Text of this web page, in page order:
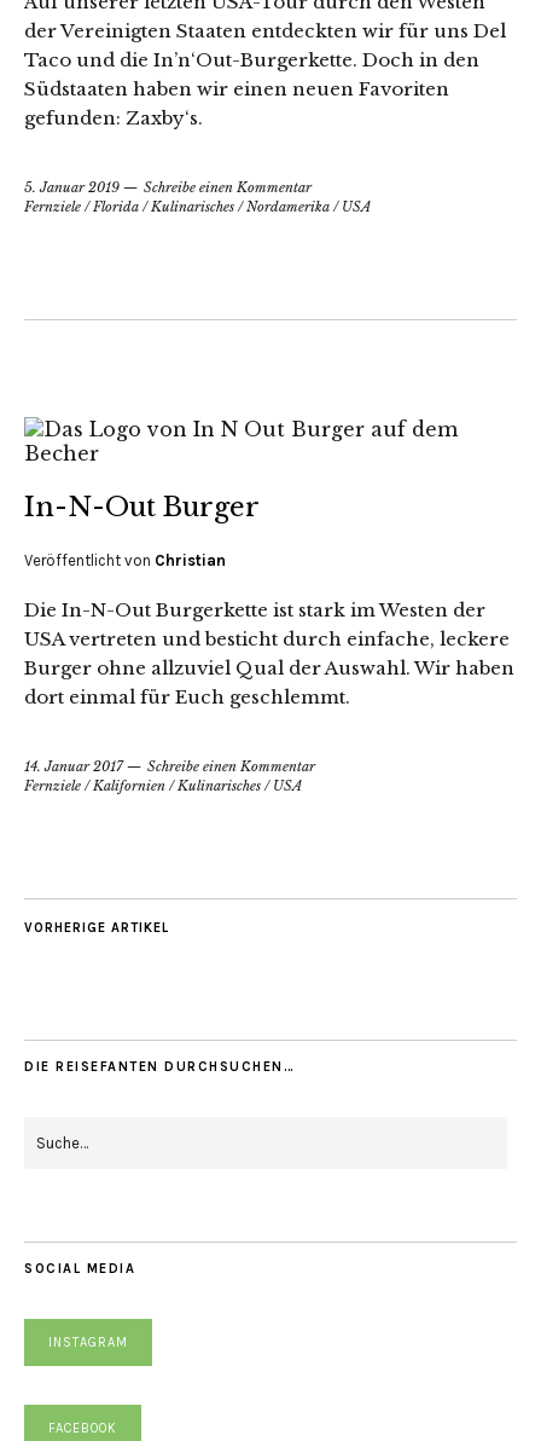
der Vereinigten Staaten entdeckten wir für uns Del
Taco und die In’n‘Out-Burgerkette. Doch in den
Südstaaten haben wir einen neuen Favoriten
gefunden: Zaxby‘s.
5. Januar 2019
Schreibe einen Kommentar
Fernziele /Florida /Kulinarisches /Nordamerika / USA
In-N-Out Burger
Veröffentlicht von Christian
Die In-N-Out Burgerkette ist stark im Westen der
USA vertreten und besticht durch einfache, leckere
Burger ohne allzuviel Qual der Auswahl. Wir haben
dort einmal für Euch geschlemmt.
14. Januar 2017
Schreibe einen Kommentar
Fernziele /Kalifornien /Kulinarisches / USA
VORHERIGE ARTIKEL
DIE REISEFANTEN DURCHSUCHEN…
SOCIAL MEDIA
INSTAGRAM
FACEBOOK